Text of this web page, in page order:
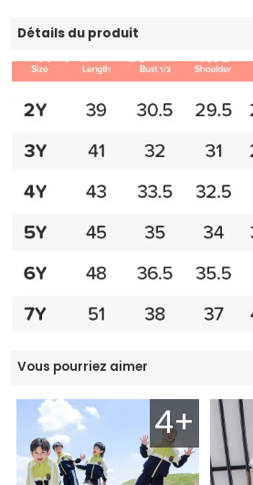
Détails du produit
Vous pourriez aimer
4+